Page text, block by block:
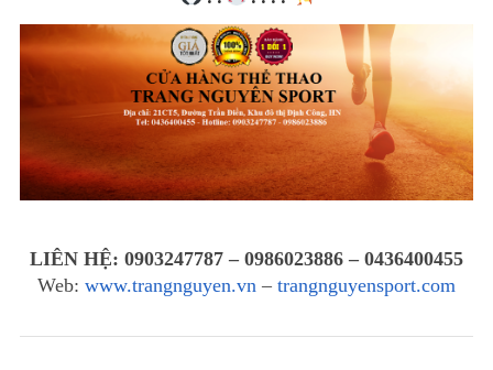
LIÊN HỆ: 0903247787 – 0986023886 – 0436400455
Web: www.trangnguyen.vn – trangnguyensport.com